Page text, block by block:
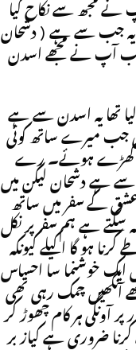
مجھ سے نکاح کیا
تھا یہ جب سے ہے ( دشحان
جب آپ نے مجھے اسدن
تھا یہ اسدن سے ہے
میرے ساتھ کوئی
کھڑے ہوئے۔ رے
ہے دشحان لیکن میں
کے سفر میں ساتھ
ہے ہم سفر پر نکل
ہو گا اکیلے کیونکہ
ایک خوشنما سا احساس
آنکھیں چمک رہی تھی
آونگی ہر کام چھوڑ کر
کرنا ضروری ہے کیاز بر